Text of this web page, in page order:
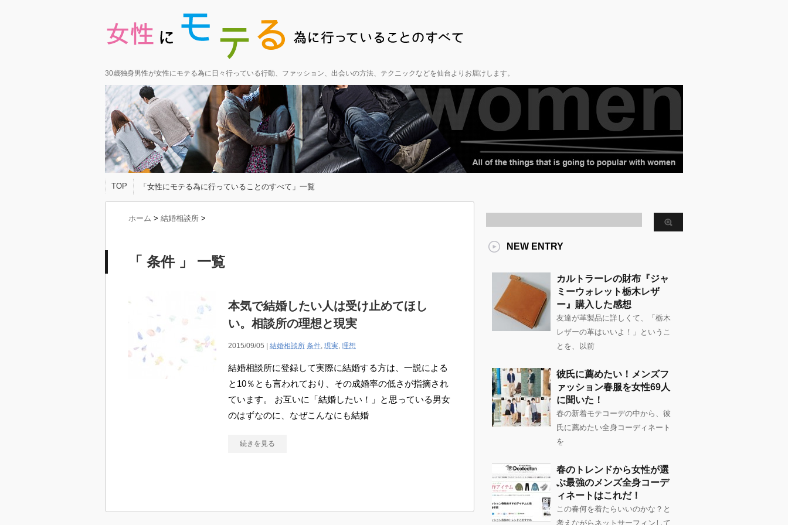
30歳独身男性が女性にモテる為に日々行っている行動、ファッション、出会いの方法、テクニックなどを仙台よりお届けします。
TOP 「女性にモテる為に行っていることのすべて」一覧
ホーム > 結婚相談所 >
「 条件 」 一覧
本気で結婚したい人は受け止めてほし
い。相談所の理想と現実
2015/09/05 | 結婚相談所 条件, 現実, 理想
結婚相談所に登録して実際に結婚する方は、一説による
と10％とも言われており、その成婚率の低さが指摘され
ています。 お互いに「結婚したい！」と思っている男女
のはずなのに、なぜこんなにも結婚
続きを見る
NEW ENTRY
カルトラーレの財布『ジャ
ミーウォレット栃木レザ
ー』購入した感想
友達が革製品に詳しくて、「栃木
レザーの革はいいよ！」というこ
とを、以前
彼氏に薦めたい！メンズフ
ァッション春服を女性69人
に聞いた！
春の新着モテコーデの中から、彼
氏に薦めたい全身コーディネート
を
春のトレンドから女性が選
ぶ最強のメンズ全身コーデ
ィネートはこれだ！
この春何を着たらいいのかな？と
考えながらネットサーフィンして